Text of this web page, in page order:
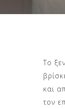
Το
και
τον